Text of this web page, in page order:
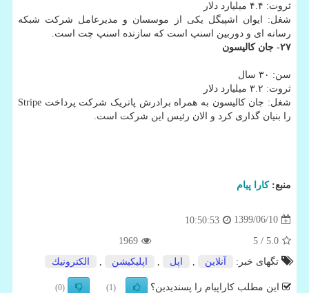
ثروت: ۴.۴ میلیارد دلار
شغل: ایوان اشپیگل یکی از موسسان و مدیرعامل شرکت شبکه
رسانه ای و دوربین اسنپ است که سازنده اسنپ چت است.
۲۷- جان کالیسون
سن: ۳۰ سال
ثروت: ۳.۲ میلیارد دلار
شغل: جان کالیسون به همراه برادرش پاتریک شرکت پرداخت Stripe
را بنیان گذاری کرد و الان رئیس این شرکت است.
منبع:كارا پیام
1399/06/10
10:50:53
5.0
/ 5
1969
تگهای خبر:
آنلاین اپل اپلیكیشن الكترونیك
این مطلب کاراپیام را پسندیدین؟ (1)
(0)